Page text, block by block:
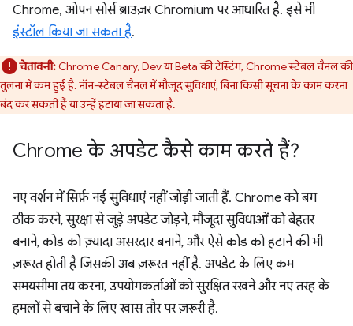
Chrome, ओपन सोर्स ब्राउज़र Chromium पर आधारित है. इसे भी
इंस्टॉल किया जा सकता है.
चेतावनी:Chrome Canary, Dev या Beta की टेस्टिंग, Chrome स्टेबल चैनल की
तुलना में कम हुई है. नॉन-स्टेबल चैनल में मौजूद सुविधाएं, बिना किसी सूचना के काम करना
बंद कर सकती हैं या उन्हें हटाया जा सकता है.
Chrome के अपडेट कैसे काम करते हैं?
नए वर्शन में सिर्फ़ नई सुविधाएं नहीं जोड़ी जाती हैं. Chrome को बग
ठीक करने, सुरक्षा से जुड़े अपडेट जोड़ने, मौजूदा सुविधाओं को बेहतर
बनाने, कोड को ज़्यादा असरदार बनाने, और ऐसे कोड को हटाने की भी
ज़रूरत होती है जिसकी अब ज़रूरत नहीं है. अपडेट के लिए कम
समयसीमा तय करना, उपयोगकर्ताओं को सुरक्षित रखने और नए तरह के
हमलों से बचाने के लिए खास तौर पर ज़रूरी है.